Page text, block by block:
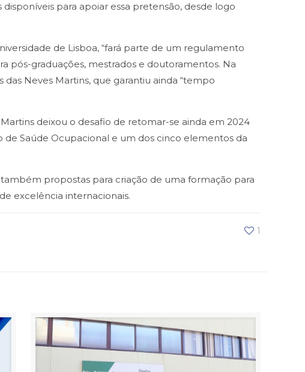
para apoiar essa pretensão, desde logo
de Lisboa, “fará parte de um regulamento
pós-graduações, mestrados e doutoramentos. Na
Neves Martins, que garantiu ainda “tempo
deixou o desafio de retomar-se ainda em 2024
de Saúde Ocupacional e um dos cinco elementos da
propostas para criação de uma formação para
excelência internacionais.
1